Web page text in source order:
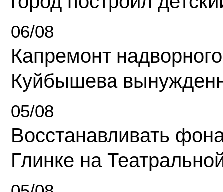
06/08
Капремонт
Куйбышева
05/08
Восстанавливать
Глинке на